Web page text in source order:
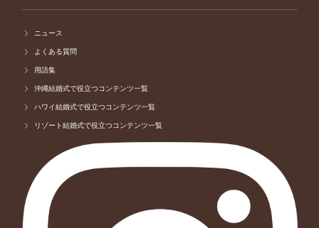
ニュース
よくある質問
用語集
沖縄結婚式で役立つコンテンツ一覧
ハワイ結婚式で役立つコンテンツ一覧
リゾート結婚式で役立つコンテンツ一覧